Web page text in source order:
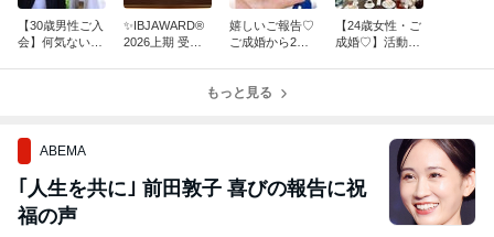
【30歳男性ご入
会】何気ない日
✨IBJAWARD®
2026上期 受賞
嬉しいご報告♡
ご成婚から2年
た♪
【24歳女性・ご
成婚♡】活動3
もっと見る
ABEMA
｢人生を共に｣ 前田敦子 喜びの報告に祝
福の声